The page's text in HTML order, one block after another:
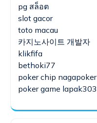
pg สล็อต
slot gacor
toto macau
카지노사이트 개발자
klikfifa
bethoki77
poker chip nagapoker
poker game lapak303